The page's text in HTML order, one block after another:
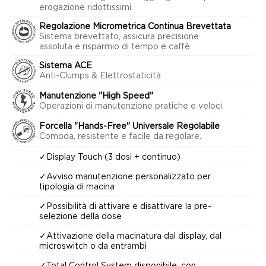
erogazione ridottissimi.
Regolazione Micrometrica Continua Brevettata
Sistema brevettato, assicura precisione
assoluta e risparmio di tempo e caffè.
Sistema ACE
Anti-Clumps & Elettrostaticità.
Manutenzione "High Speed"
Operazioni di manutenzione pratiche e veloci.
Forcella "Hands-Free" Universale Regolabile
Comoda, resistente e facile da regolare.
✓Display Touch (3 dosi + continuo)
✓Avviso manutenzione personalizzato per
tipologia di macina
✓Possibilità di attivare e disattivare la pre-
selezione della dose
✓Attivazione della macinatura dal display, dal
microswitch o da entrambi